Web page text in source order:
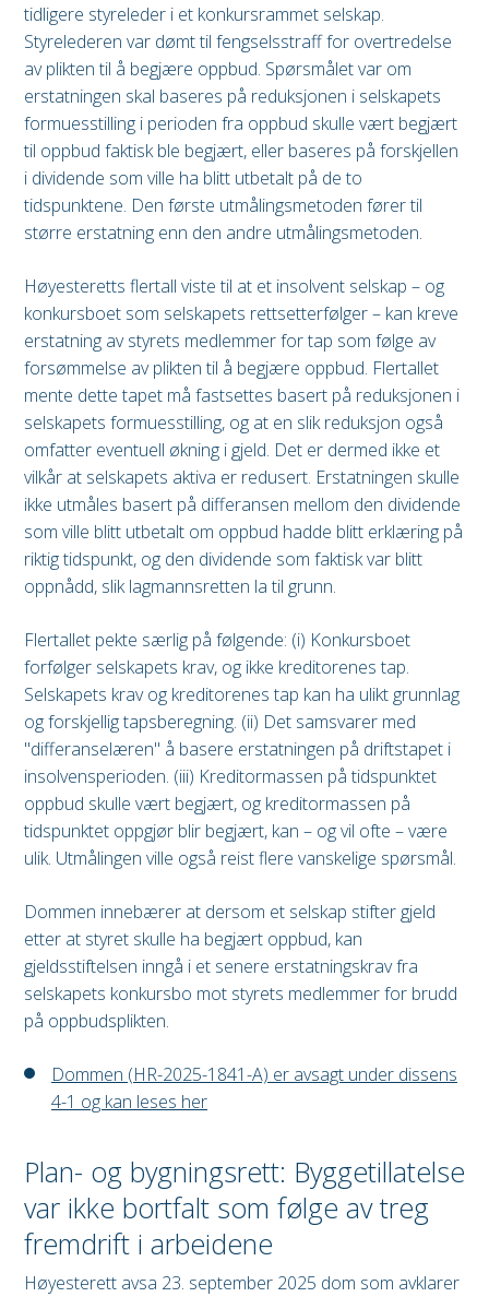
tidligere styreleder i et konkursrammet selskap.
Styrelederen var dømt til fengselsstraff for overtredelse
av plikten til å begjære oppbud. Spørsmålet var om
erstatningen skal baseres på reduksjonen i selskapets
formuesstilling i perioden fra oppbud skulle vært begjært
til oppbud faktisk ble begjært, eller baseres på forskjellen
i dividende som ville ha blitt utbetalt på de to
tidspunktene. Den første utmålingsmetoden fører til
større erstatning enn den andre utmålingsmetoden.
Høyesteretts flertall viste til at et insolvent selskap – og
konkursboet som selskapets rettsetterfølger – kan kreve
erstatning av styrets medlemmer for tap som følge av
forsømmelse av plikten til å begjære oppbud. Flertallet
mente dette tapet må fastsettes basert på reduksjonen i
selskapets formuesstilling, og at en slik reduksjon også
omfatter eventuell økning i gjeld. Det er dermed ikke et
vilkår at selskapets aktiva er redusert. Erstatningen skulle
ikke utmåles basert på differansen mellom den dividende
som ville blitt utbetalt om oppbud hadde blitt erklæring på
riktig tidspunkt, og den dividende som faktisk var blitt
oppnådd, slik lagmannsretten la til grunn.
Flertallet pekte særlig på følgende: (i) Konkursboet
forfølger selskapets krav, og ikke kreditorenes tap.
Selskapets krav og kreditorenes tap kan ha ulikt grunnlag
og forskjellig tapsberegning. (ii) Det samsvarer med
"differanselæren" å basere erstatningen på driftstapet i
insolvensperioden. (iii) Kreditormassen på tidspunktet
oppbud skulle vært begjært, og kreditormassen på
tidspunktet oppgjør blir begjært, kan – og vil ofte – være
ulik. Utmålingen ville også reist flere vanskelige spørsmål.
Dommen innebærer at dersom et selskap stifter gjeld
etter at styret skulle ha begjært oppbud, kan
gjeldsstiftelsen inngå i et senere erstatningskrav fra
selskapets konkursbo mot styrets medlemmer for brudd
på oppbudsplikten.
Dommen (HR-2025-1841-A) er avsagt under dissens
4-1 og kan leses her
Plan- og bygningsrett: Byggetillatelse
var ikke bortfalt som følge av treg
fremdrift i arbeidene
Høyesterett avsa 23. september 2025 dom som avklarer